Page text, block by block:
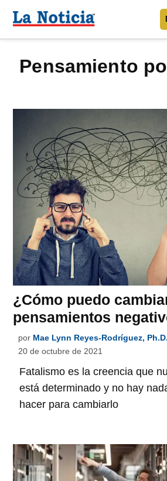
Para mantenerte informado
contenido
Noticia
pensamiento
¿Cómo puedo
pensamientos
por Mae Lynn Reyes-Rodríguez, Ph.D.
20 de octubre de 2021
Fatalismo es la creencia que
está determinado y no hay
hacer para cambiarlo